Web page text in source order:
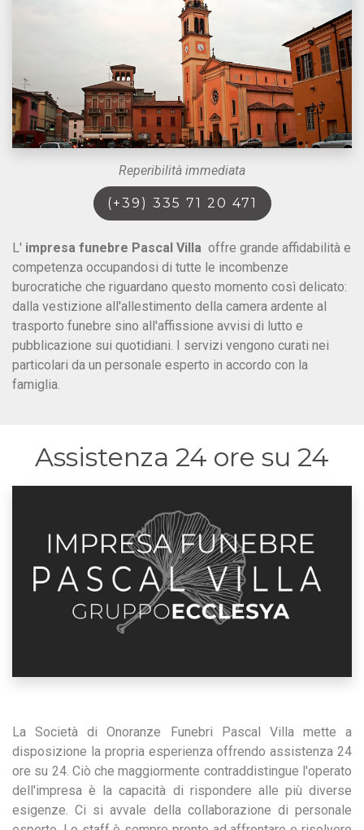
Reperibilità immediata
(+39) 335 71 20 471
L' impresa funebre Pascal Villa offre grande affidabilità e
competenza occupandosi di tutte le incombenze
burocratiche che riguardano questo momento così delicato:
dalla vestizione all'allestimento della camera ardente al
trasporto funebre sino all'affissione avvisi di lutto e
pubblicazione sui quotidiani. I servizi vengono curati nei
particolari da un personale esperto in accordo con la
famiglia.
Assistenza 24 ore su 24
La Società di Onoranze Funebri Pascal Villa mette a
disposizione la propria esperienza offrendo assistenza 24
ore su 24. Ciò che maggiormente contraddistingue l'operato
dell'impresa è la capacità di rispondere alle più diverse
esigenze. Ci si avvale della collaborazione di personale